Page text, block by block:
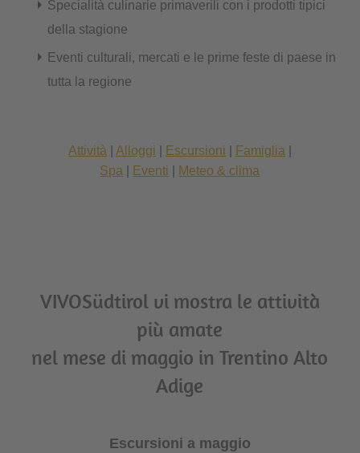
Specialità culinarie primaverili con i prodotti tipici
della stagione
Eventi culturali, mercati e le prime feste di paese in
tutta la regione
Attività Alloggi Escursioni Famiglia
Spa
Eventi Meteo & clima
VIVOSüdtirol vi mostra le attività
più amate
nel mese di maggio in Trentino Alto
Adige
Escursioni a maggio